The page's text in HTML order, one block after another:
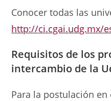
Conocer todas las
http://ci.cgai.udg.mx/
Requisitos de los
intercambio de la
Para la postulación